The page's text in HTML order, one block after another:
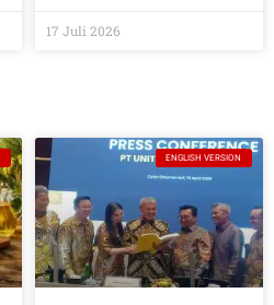
17 Juli 2026
ENGLISH VERSION